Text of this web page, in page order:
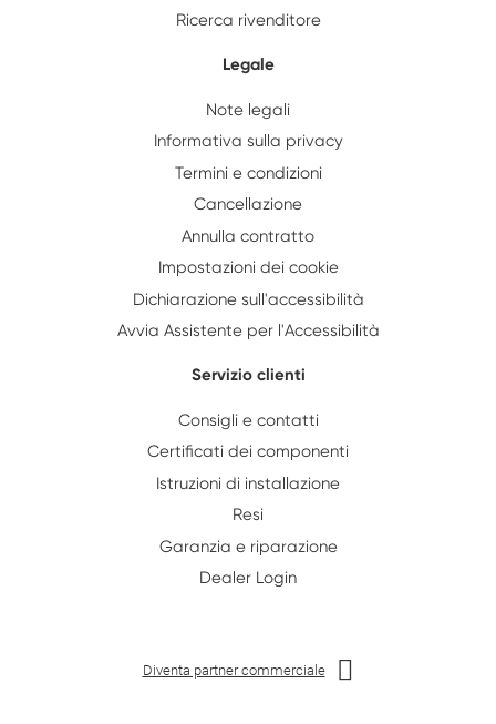
Ricerca rivenditore
Legale
Note legali
Informativa sulla privacy
Termini e condizioni
Cancellazione
Annulla contratto
Impostazioni dei cookie
Dichiarazione sull'accessibilità
Avvia Assistente per l'Accessibilità
Servizio clienti
Consigli e contatti
Certificati dei componenti
Istruzioni di installazione
Resi
Garanzia e riparazione
Dealer Login
Diventa partner commerciale